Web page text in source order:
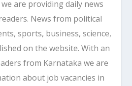
are providing daily news
News from political
sports, business, science,
on the website. With an
from Karnataka we are
about job vacancies in